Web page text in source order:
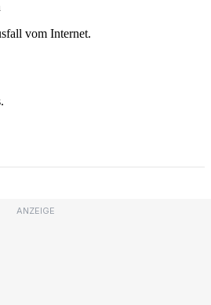
ANZEIGE